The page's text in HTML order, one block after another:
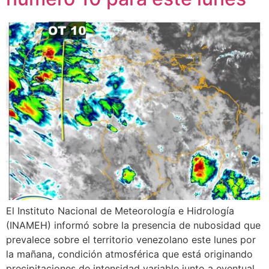
El Instituto Nacional de Meteorología e Hidrología
(INAMEH) informó sobre la presencia de nubosidad que
prevalece sobre el territorio venezolano este lunes por
la mañana, condición atmosférica que está originando